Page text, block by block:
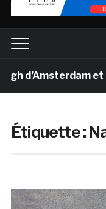
d’Amsterdam et
Étiquette :